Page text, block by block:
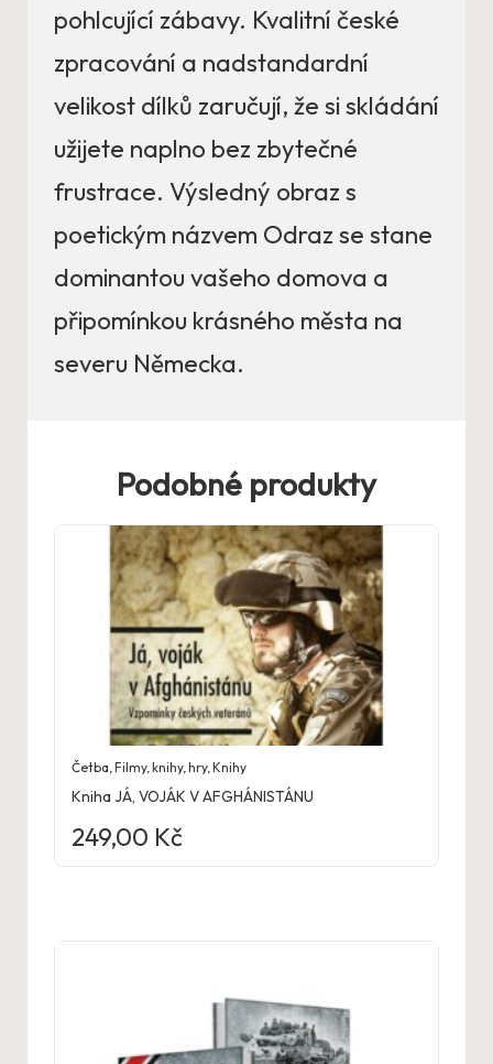
pohlcující zábavy. Kvalitní české
zpracování a nadstandardní
velikost dílků zaručují, že si skládání
užijete naplno bez zbytečné
frustrace. Výsledný obraz s
poetickým názvem Odraz se stane
dominantou vašeho domova a
připomínkou krásného města na
severu Německa.
Podobné produkty
Četba,Filmy, knihy, hry,Knihy
Kniha JÁ, VOJÁK V AFGHÁNISTÁNU
249,00 Kč